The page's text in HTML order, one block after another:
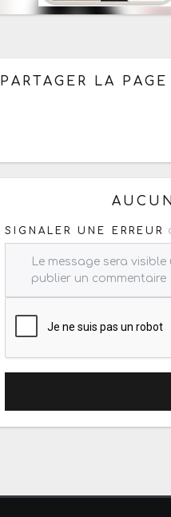
PARTAGER LA
Ou copiez les
SIGNALER UNE ERREUR